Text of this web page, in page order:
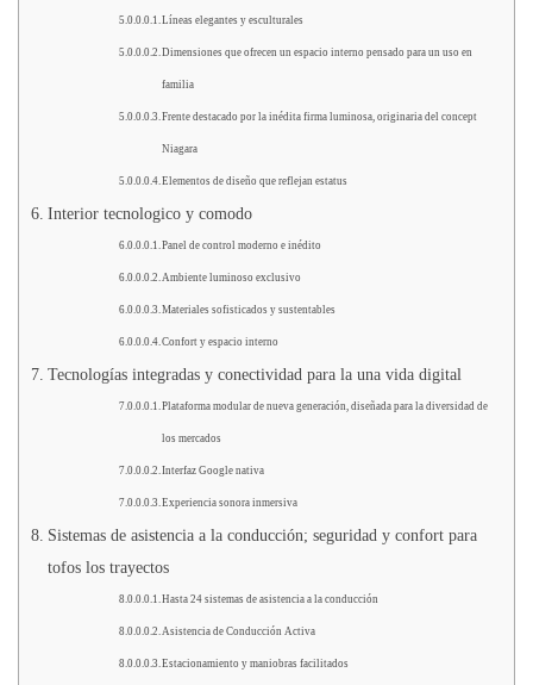
Líneas elegantes y esculturales
Dimensiones que ofrecen un espacio interno pensado para un uso en
familia
Frente destacado por la inédita firma luminosa, originaria del concept
Niagara
Elementos de diseño que reflejan estatus
Interior tecnologico y comodo
Panel de control moderno e inédito
Ambiente luminoso exclusivo
Materiales sofisticados y sustentables
Confort y espacio interno
Tecnologías integradas y conectividad para la una vida digital
Plataforma modular de nueva generación, diseñada para la diversidad de
los mercados
Interfaz Google nativa
Experiencia sonora inmersiva
Sistemas de asistencia a la conducción; seguridad y confort para
tofos los trayectos
Hasta 24 sistemas de asistencia a la conducción
Asistencia de Conducción Activa
Estacionamiento y maniobras facilitados